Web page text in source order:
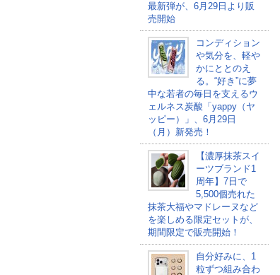
最新弾が、6月29日より販
売開始
コンディション
や気分を、軽や
かにととのえ
る。“好き”に夢
中な若者の毎日を支えるウ
ェルネス炭酸「yappy（ヤ
ッピー）」、6月29日
（月）新発売！
【濃厚抹茶スイ
ーツブランド1
周年】7日で
5,500個売れた
抹茶大福やマドレーヌなど
を楽しめる限定セットが、
期間限定で販売開始！
自分好みに、1
粒ずつ組み合わ